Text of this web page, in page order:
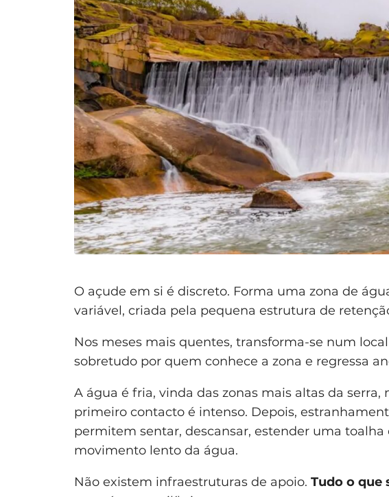
O açude em si é discreto. Forma uma zona de
variável, criada pela pequena estrutura de
Nos meses mais quentes, transforma-se num
sobretudo por quem conhece a zona e regressa
A água é fria, vinda das zonas mais altas da serra,
primeiro contacto é intenso. Depois,
permitem sentar, descansar, estender uma
movimento lento da água.
Não existem infraestruturas de apoio. Tudo o que